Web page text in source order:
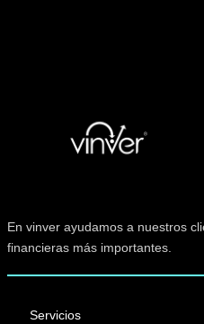
En vinver ayudamos a nuestros
financieras más importantes.
Servicios